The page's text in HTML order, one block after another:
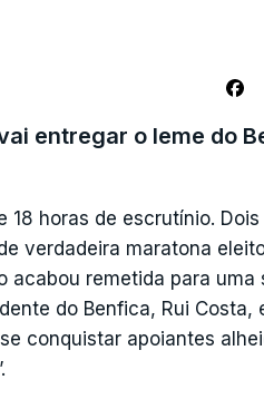
entregar o leme do
horas de escrutínio.
verdadeira maratona
acabou remetida para uma
do Benfica, Rui Costa,
conquistar apoiantes